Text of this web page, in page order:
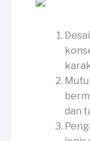
dan